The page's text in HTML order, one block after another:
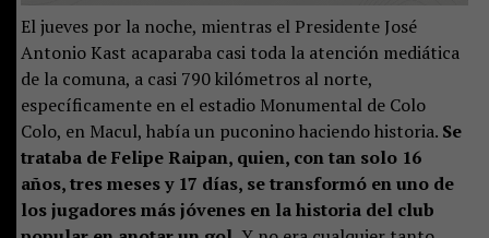
El jueves por la noche, mientras el Presidente José
Antonio Kast acaparaba casi toda la atención mediática
de la comuna, a casi 790 kilómetros al norte,
específicamente en el estadio Monumental de Colo
Colo, en Macul, había un puconino haciendo historia. Se
trataba de Felipe Raipan, quien, con tan solo 16
años, tres meses y 17 días, se transformó en uno de
los jugadores más jóvenes en la historia del club